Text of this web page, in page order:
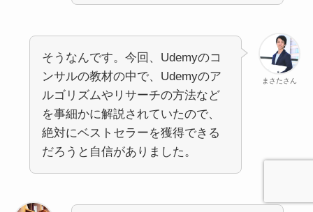
まさたさん
そうなんです。今回、Udemyのコ
ンサルの教材の中で、Udemyのア
ルゴリズムやリサーチの方法など
を事細かに解説されていたので、
絶対にベストセラーを獲得できる
だろうと自信がありました。